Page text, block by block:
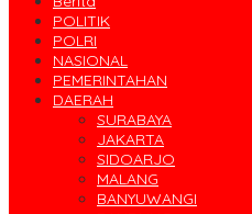
POLITIK
POLRI
NASIONAL
PEMERINTAHAN
DAERAH
SURABAYA
JAKARTA
SIDOARJO
MALANG
BANYUWANGI